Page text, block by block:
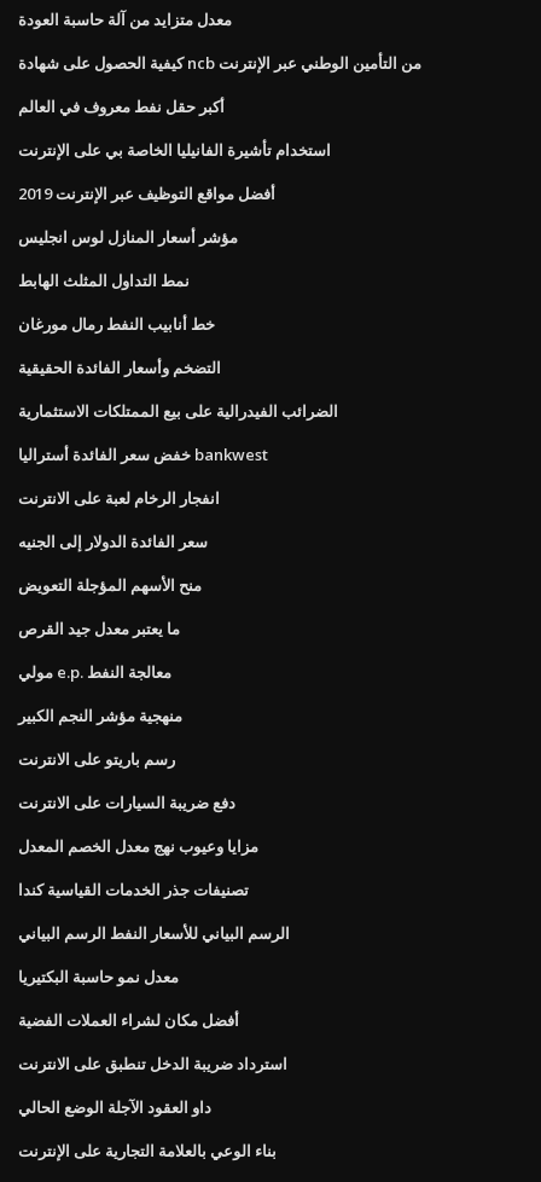
معدل متزايد من آلة حاسبة العودة
كيفية الحصول على شهادة ncb من التأمين الوطني عبر الإنترنت
أكبر حقل نفط معروف في العالم
استخدام تأشيرة الفانيليا الخاصة بي على الإنترنت
أفضل مواقع التوظيف عبر الإنترنت 2019
مؤشر أسعار المنازل لوس انجليس
نمط التداول المثلث الهابط
خط أنابيب النفط رمال مورغان
التضخم وأسعار الفائدة الحقيقية
الضرائب الفيدرالية على بيع الممتلكات الاستثمارية
خفض سعر الفائدة أستراليا bankwest
انفجار الرخام لعبة على الانترنت
سعر الفائدة الدولار إلى الجنيه
منح الأسهم المؤجلة التعويض
ما يعتبر معدل جيد القرص
مولي e.p. معالجة النفط
منهجية مؤشر النجم الكبير
رسم باريتو على الانترنت
دفع ضريبة السيارات على الانترنت
مزايا وعيوب نهج معدل الخصم المعدل
تصنيفات جذر الخدمات القياسية كندا
الرسم البياني للأسعار النفط الرسم البياني
معدل نمو حاسبة البكتيريا
أفضل مكان لشراء العملات الفضية
استرداد ضريبة الدخل تنطبق على الانترنت
داو العقود الآجلة الوضع الحالي
بناء الوعي بالعلامة التجارية على الإنترنت